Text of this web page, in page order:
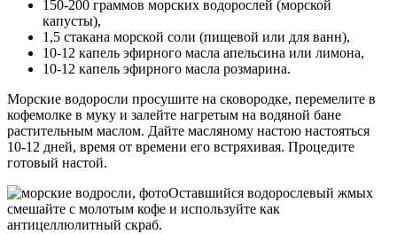
150-200 граммов морских водорослей (морской
капусты),
1,5 стакана морской соли (пищевой или для ванн),
10-12 капель эфирного масла апельсина или лимона,
10-12 капель эфирного масла розмарина.
Морские водоросли просушите на сковородке, перемелите в
кофемолке в муку и залейте нагретым на водяной бане
растительным маслом. Дайте масляному настою настояться
10-12 дней, время от времени его встряхивая. Процедите
готовый настой.
Оставшийся водорослевый жмых
смешайте с молотым кофе и используйте как
антицеллюлитный скраб.